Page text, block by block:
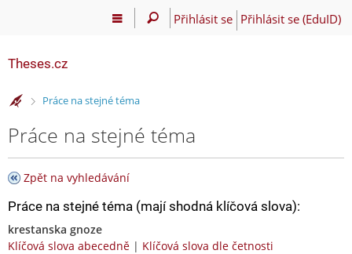
Přihlásit se Přihlásit se (EduID)
Theses.cz
>Práce na stejné téma
Práce na stejné téma
Zpět na vyhledávání
Práce na stejné téma (mají shodná klíčová slova):
krestanska gnoze
Klíčová slova abecedně | Klíčová slova dle četnosti